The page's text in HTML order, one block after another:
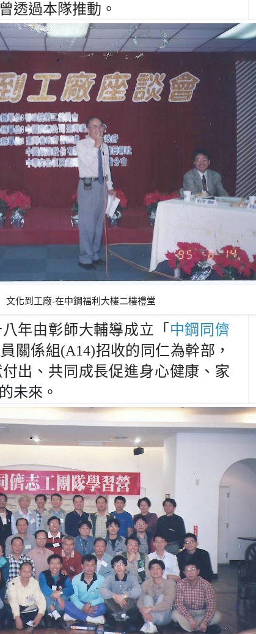
透過本隊推動。
文化到工廠-在中鋼福利大樓二樓禮堂
年由彰師大輔導成立「 中鋼同儕
關係組(A14)招收的同仁為幹部，
出、共同成長促進身心健康、家
未來 。